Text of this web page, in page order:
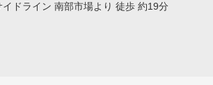
イドライン 南部市場より 徒歩 約19分